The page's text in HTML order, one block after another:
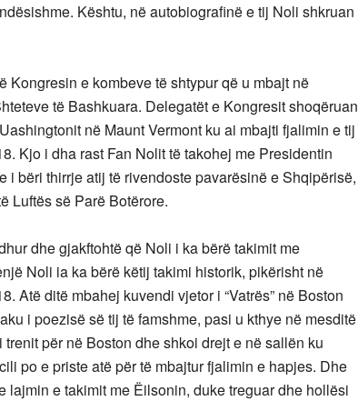
Kështu, në autobiografinë e tij Noli shkruan
e kombeve të shtypur që u mbajt në
të Bashkuara. Delegatët e Kongresit shoqëruan
në Maunt Vermont ku ai mbajti fjalimin e tij
Kjo i dha rast Fan Nolit të takohej me Presidentin
i bëri thirrje atij të rivendoste pavarësinë e Shqipërisë,
Luftës së Parë Botërore.
dhe gjakftohtë që Noli i ka bërë takimit me
Noli ia ka bërë këtij takimi historik, pikërisht në
Atë ditë mbahej kuvendi vjetor i “Vatrës” në Boston
i poezisë së tij të famshme, pasi u kthye në mesditë
për në Boston dhe shkoi drejt e në sallën ku
po e priste atë për të mbajtur fjalimin e hapjes. Dhe
e takimit me Ëilsonin, duke treguar dhe hollësi